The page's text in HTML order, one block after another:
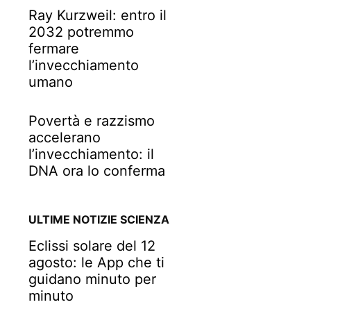
Ray Kurzweil: entro il
2032 potremmo
fermare
l’invecchiamento
umano
Povertà e razzismo
accelerano
l’invecchiamento: il
DNA ora lo conferma
ULTIME NOTIZIE SCIENZA
Eclissi solare del 12
agosto: le App che ti
guidano minuto per
minuto